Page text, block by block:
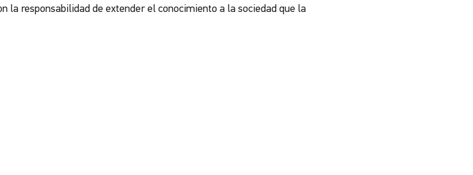
la responsabilidad de extender el conocimiento a la sociedad que la